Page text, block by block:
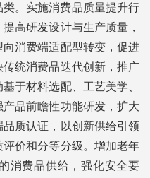
类。实施消费品质量提升行
高研发设计与生产质量，
消费端适配型转变，促进
统消费品迭代创新，推广
于材料选配、工艺美学、
品前瞻性功能研发，扩大
质认证，以创新供给引领
价和分等分级。增加老年
消费品供给，强化安全要